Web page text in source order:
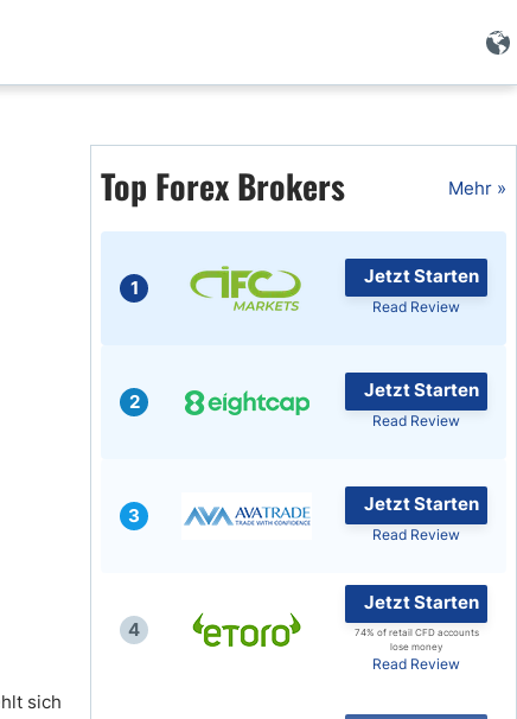
Forex Artikel
sich
Top Forex Brokers Mehr »
1
Jetzt Starten
Read Review
2
Jetzt Starten
Read Review
3
Jetzt Starten
Read Review
4
Jetzt Starten
74% of retail CFD accounts
lose money
Read Review